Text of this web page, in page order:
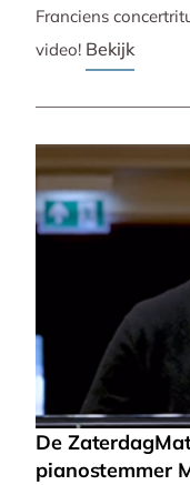
Franciens
video! Bekijk
De
pianostemmer